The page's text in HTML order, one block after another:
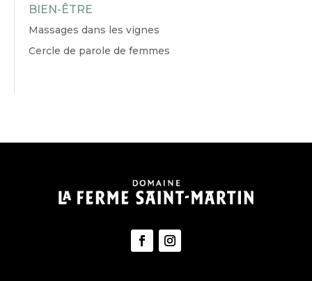
BIEN-ÊTRE
Massages dans les vignes
Cercle de parole de femmes